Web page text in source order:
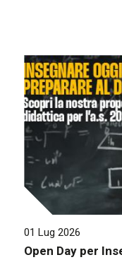
01 Lug 2026
Open Day per